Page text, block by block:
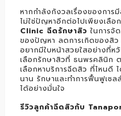
หากกำลังกังวลเรื่องของการ
ไม่ใช่ปัญหาอีกต่อไปเพียงเลือ
Clinic ฉีดรักษาสิว ในการจั
ของปัญหา ลดการเกิดของสิ
อยากมีใบหน้าสวยใสอย่างที่ห
เลือกรักษาสิวที่ ธนพรคลินิก
เลือกหาบริการฉีดสิว ที่ไหนดี
นาน รักษาและทำการฟื้นฟูเซ
ได้อย่างมั่นใจ
รีวิวลูกค้าฉีดสิวกับ